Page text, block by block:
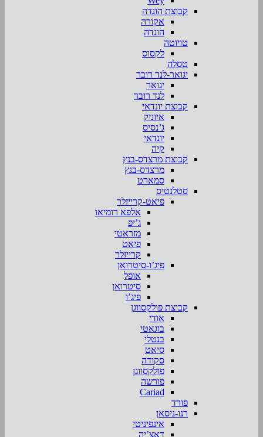
קבוצת הונדה
אקורה
הונדה
טויוטה
לקסוס
טסלה
יגואר-לנד רובר
יגואר
לנד רובר
קבוצת יונדאי
איוניק
ג’נסיס
יונדאי
קיה
קבוצת מרצדס-בנץ
מרצדס-בנץ
סמארט
סטלנטיס
פיאט-קרייזלר
אלפא רומיאו
ג’יפ
מזראטי
פיאט
קרייזלר
פיג’ו-סיטרואן
אופל
סיטרואן
פיג’ו
קבוצת פולקסווגן
אודי
בוגאטי
בנטלי
סיאט
סקודה
פולקסווגן
פורשה
Cariad
פורד
רנו-ניסאן
אינפיניטי
דאצ’יה